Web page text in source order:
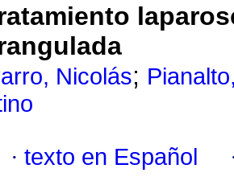
Nicolás;
· texto en Español